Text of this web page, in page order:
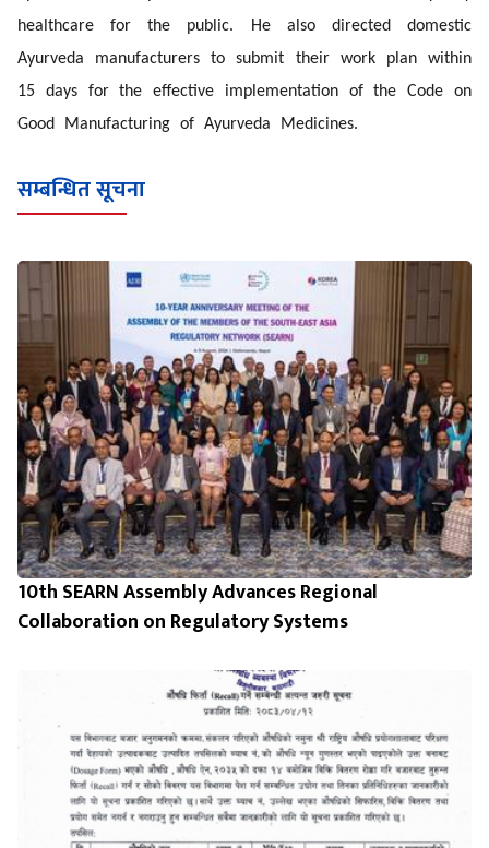
healthcare for the public. He also directed domestic
Ayurveda manufacturers to submit their work plan within
15 days for the effective implementation of the Code on
Good Manufacturing of Ayurveda Medicines.
सम्बन्धित सूचना
10th SEARN Assembly Advances Regional
Collaboration on Regulatory Systems